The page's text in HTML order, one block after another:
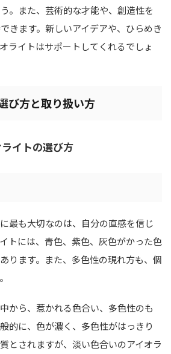
。また、芸術的な才能や、創造性を
きます。新しいアイデアや、ひらめき
ライトはサポートしてくれるでしょ
び方と取り扱い方
イトの選び方
最も大切なのは、自分の直感を信じ
トには、青色、紫色、灰色がかった色
ります。また、多色性の現れ方も、個
から、惹かれる色合い、多色性のも
的に、色が濃く、多色性がはっきり
とされますが、淡い色合いのアイオラ